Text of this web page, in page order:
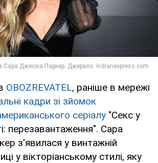
OBOZREVATEL, раніше в мережі
кадри зі зйомок
серіалу "Секс у
перезавантаження". Сара
з'явилася у винтажній
у вікторіанському стилі, яку